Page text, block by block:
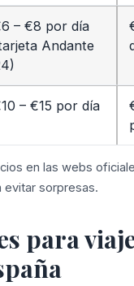
– €8 por día
Andante
– €15 por día
en las webs
evitar sorpresas.
para